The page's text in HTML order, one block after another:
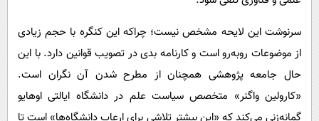
سرنوشت این لایحه مشخص نیست؛ چراکه این کنگره با حجم زیادی
از موضوعات روبه‌رو است و کارنامه بدی در تصویب قوانین دارد. با این
حال جامعه پژوهشی همچنان از مطرح شدن آن نگران است.
«کارولین واگنر» متخصص سیاست علم در دانشگاه ایالتی اوهایو